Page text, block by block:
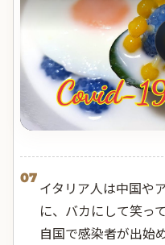
07
イタリア人は中国や
に、バカにして笑っ
自国で感染者が出始